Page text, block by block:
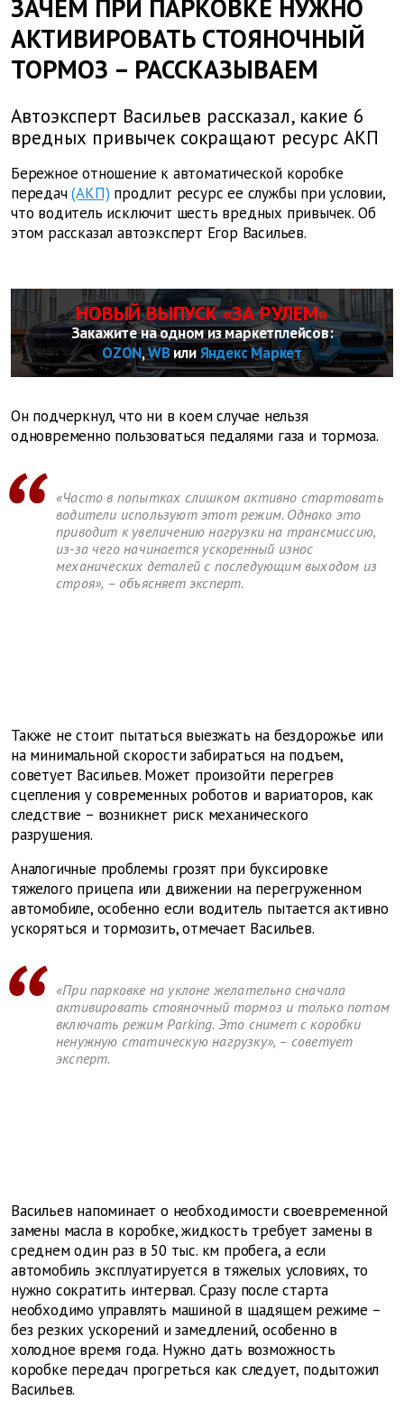
ЗАЧЕМ ПРИ ПАРКОВКЕ НУЖНО
АКТИВИРОВАТЬ СТОЯНОЧНЫЙ
ТОРМОЗ – РАССКАЗЫВАЕМ
Автоэксперт Васильев рассказал, какие 6
вредных привычек сокращают ресурс АКП
Бережное отношение к автоматической коробке
передач (АКП) продлит ресурс ее службы при условии,
что водитель исключит шесть вредных привычек. Об
этом рассказал автоэксперт Егор Васильев.
НОВЫЙ ВЫПУСК «ЗА РУЛЕМ»
Закажите на одном из маркетплейсов:
OZON,WBилиЯндекс Маркет
Он подчеркнул, что ни в коем случае нельзя
одновременно пользоваться педалями газа и тормоза.
«Часто в попытках слишком активно стартовать
водители используют этот режим. Однако это
приводит к увеличению нагрузки на трансмиссию,
из-за чего начинается ускоренный износ
механических деталей с последующим выходом из
строя», – объясняет эксперт.
Также не стоит пытаться выезжать на бездорожье или
на минимальной скорости забираться на подъем,
советует Васильев. Может произойти перегрев
сцепления у современных роботов и вариаторов, как
следствие – возникнет риск механического
разрушения.
Аналогичные проблемы грозят при буксировке
тяжелого прицепа или движении на перегруженном
автомобиле, особенно если водитель пытается активно
ускоряться и тормозить, отмечает Васильев.
«При парковке на уклоне желательно сначала
активировать стояночный тормоз и только потом
включать режим Parking. Это снимет с коробки
ненужную статическую нагрузку», – советует
эксперт.
Васильев напоминает о необходимости своевременной
замены масла в коробке, жидкость требует замены в
среднем один раз в 50 тыс. км пробега, а если
автомобиль эксплуатируется в тяжелых условиях, то
нужно сократить интервал. Сразу после старта
необходимо управлять машиной в щадящем режиме –
без резких ускорений и замедлений, особенно в
холодное время года. Нужно дать возможность
коробке передач прогреться как следует, подытожил
Васильев.